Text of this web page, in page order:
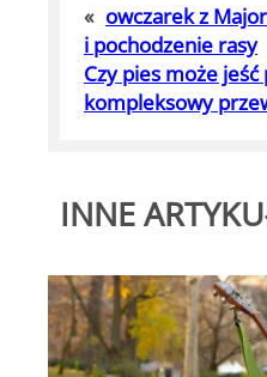
« owczarek z
i pochodzenie rasy
Czy pies może jeść
kompleksowy
INNE